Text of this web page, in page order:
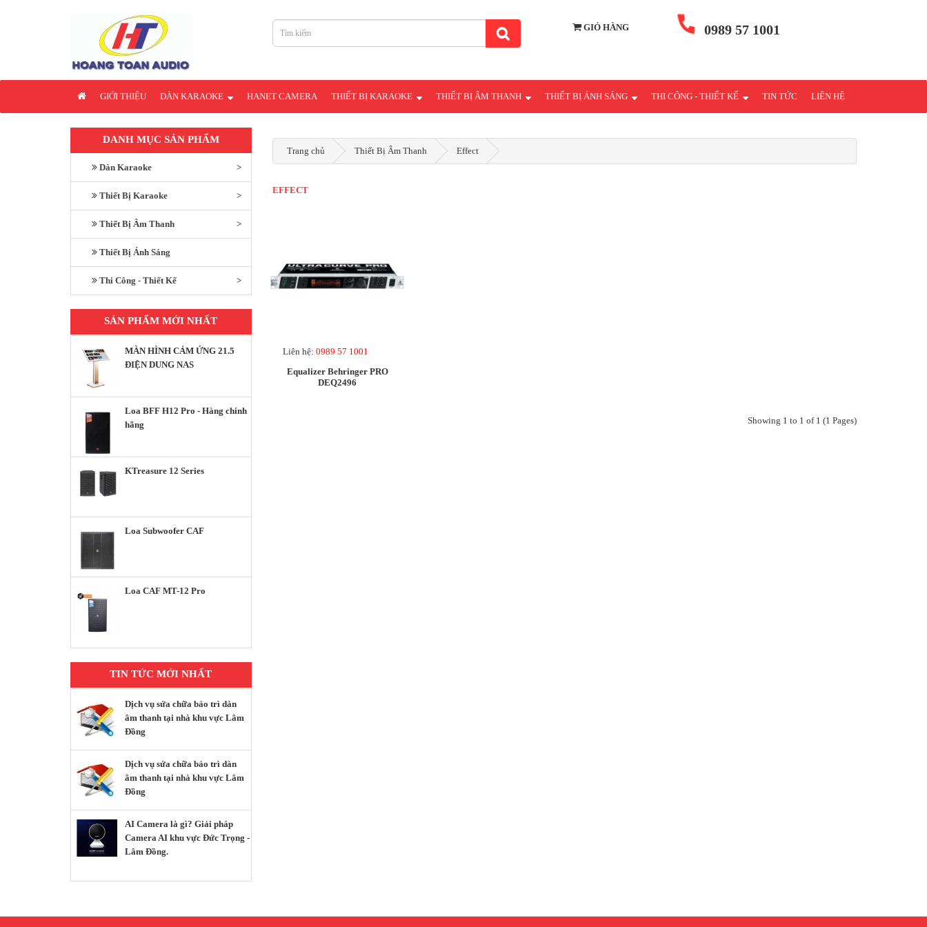
GIỎ HÀNG 0989 57 1001
GIỚI THIỆU DÀN KARAOKE HANET CAMERA THIẾT BỊ KARAOKE THIẾT BỊ ÂM THANH THIẾT BỊ ÁNH SÁNG THI CÔNG - THIẾT KẾ TIN TỨC LIÊN HỆ
DANH MỤC SẢN PHẨM
Dàn Karaoke
Thiết Bị Karaoke
Thiết Bị Âm Thanh
Thiết Bị Ánh Sáng
Thi Công - Thiết Kế
SẢN PHẨM MỚI NHẤT
MÀN HÌNH CẢM ỨNG 21.5
ĐIỆN DUNG NAS
Loa BFF H12 Pro - Hàng chính
hãng
KTreasure 12 Series
Loa Subwoofer CAF
Loa CAF MT-12 Pro
TIN TỨC MỚI NHẤT
Dịch vụ sửa chữa bảo trì dàn
âm thanh tại nhà khu vực Lâm
Đồng
Dịch vụ sửa chữa bảo trì dàn
âm thanh tại nhà khu vực Lâm
Đồng
AI Camera là gì? Giải pháp
Camera AI khu vực Đức Trọng -
Lâm Đồng.
Trang chủ Thiết Bị Âm Thanh Effect
EFFECT
Liên hệ: 0989 57 1001
Equalizer Behringer PRO
DEQ2496
Showing 1 to 1 of 1 (1 Pages)